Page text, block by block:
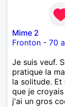
Mime 2
Fronton - 70
Je suis veuf.
pratique la
la solitude. Et
que je
j'ai un gros